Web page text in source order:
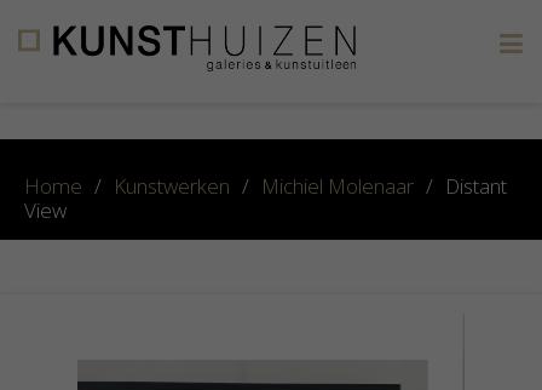
Home / Kunstwerken / Michiel Molenaar / Distant
View